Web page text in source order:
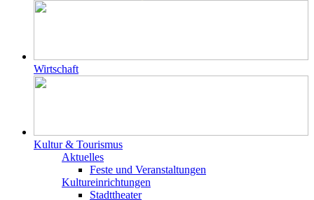
Wirtschaft
Kultur & Tourismus
Aktuelles
Feste und Veranstaltungen
Kultureinrichtungen
Stadttheater